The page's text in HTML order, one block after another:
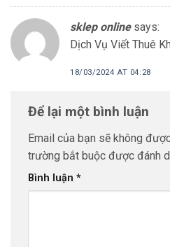
sklep online says:
Dịch Vụ Viết Thuê
18/03/2024 AT 04:28
Để lại một bình luận
Email của bạn sẽ không
trường bắt buộc được đánh
Bình luận *